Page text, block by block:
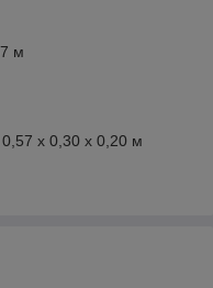
м
х 0,30 х 0,20 м